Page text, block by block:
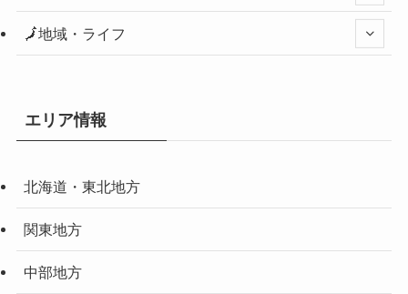
🗾地域・ライフ
エリア情報
北海道・東北地方
関東地方
中部地方